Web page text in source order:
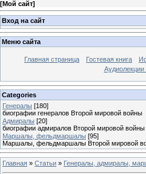
[Мой сайт]
Вход на сайт
Меню сайта
Главная страница Гостевая книга
Аудиолекции
Categories
Генералы [180]
биографии генералов Второй мировой войны
Адмиралы [20]
биографии адмиралов Второй мировой войны
Маршалы, фельдмаршалы [95]
Маршалы, фельдмаршалы Второй мировой
Главная » Статьи » Генералы, адмиралы,